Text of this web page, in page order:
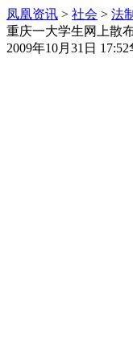
凤凰资讯 > 社会 > 法
重庆一大学生网上散
2009年10月31日 17:52